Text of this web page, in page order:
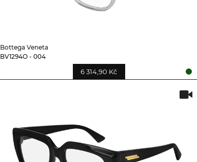
Bottega Veneta
BV1294O - 004
6 314,90 Kč